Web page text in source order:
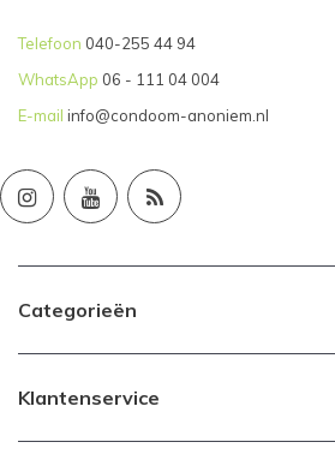
Telefoon 040-255 44 94
WhatsApp 06 - 111 04 004
E-mail info@condoom-anoniem.nl
Categorieën
Klantenservice